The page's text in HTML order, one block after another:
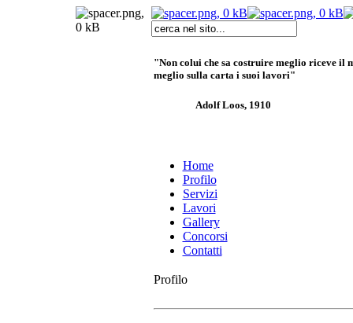
"Non colui che sa costruire meglio riceve il
meglio sulla carta i suoi lavori"
Adolf Loos, 1910
Home
Profilo
Servizi
Lavori
Gallery
Concorsi
Contatti
Profilo